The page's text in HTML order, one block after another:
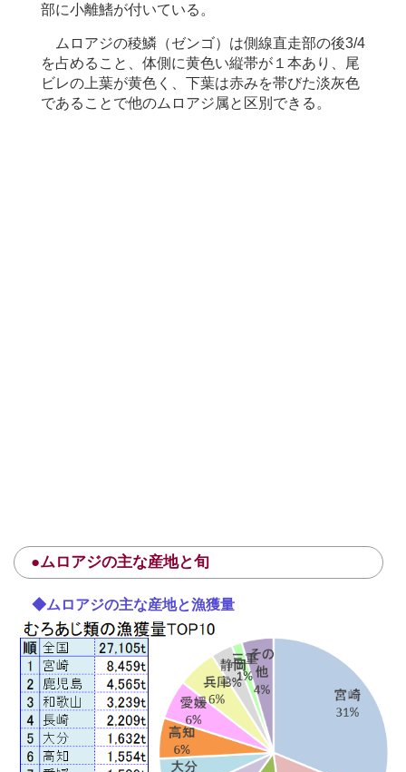
部に小離鰭が付いている。
ムロアジの稜鱗（ゼンゴ）は側線直走部の後3/4
を占めること、体側に黄色い縦帯が１本あり、尾
ビレの上葉が黄色く、下葉は赤みを帯びた淡灰色
であることで他のムロアジ属と区別できる。
●ムロアジの主な産地と旬
◆ムロアジの主な産地と漁獲量